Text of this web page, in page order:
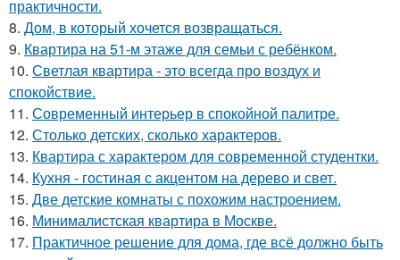
практичности.
8. Дом, в который хочется возвращаться.
9. Квартира на 51-м этаже для семьи с ребёнком.
10. Светлая квартира - это всегда про воздух и
спокойствие.
11. Современный интерьер в спокойной палитре.
12. Столько детских, сколько характеров.
13. Квартира с характером для современной студентки.
14. Кухня - гостиная с акцентом на дерево и свет.
15. Две детские комнаты с похожим настроением.
16. Минималистская квартира в Москве.
17. Практичное решение для дома, где всё должно быть